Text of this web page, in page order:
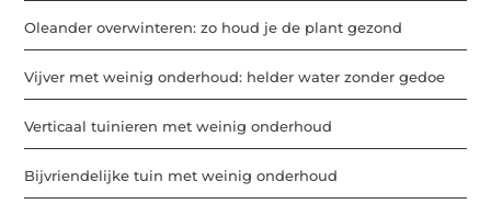
Oleander overwinteren: zo houd je de plant gezond
Vijver met weinig onderhoud: helder water zonder gedoe
Verticaal tuinieren met weinig onderhoud
Bijvriendelijke tuin met weinig onderhoud